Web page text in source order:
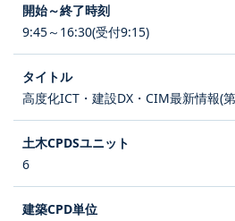
9:45～16:30(受付9:15)
高度化ICT・建設DX・CIM最新情報(
6